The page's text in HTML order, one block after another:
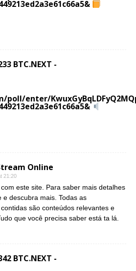
BTC.NEXT -
enter/
Online
21:20
este site. Para saber mais detalhes
e descubra mais. Todas as
são conteúdos relevantes e
que você precisa saber está ta lá.
BTC.NEXT -